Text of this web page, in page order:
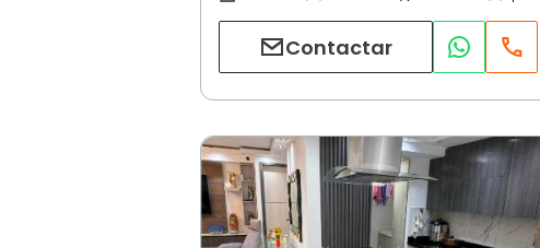
Contactar